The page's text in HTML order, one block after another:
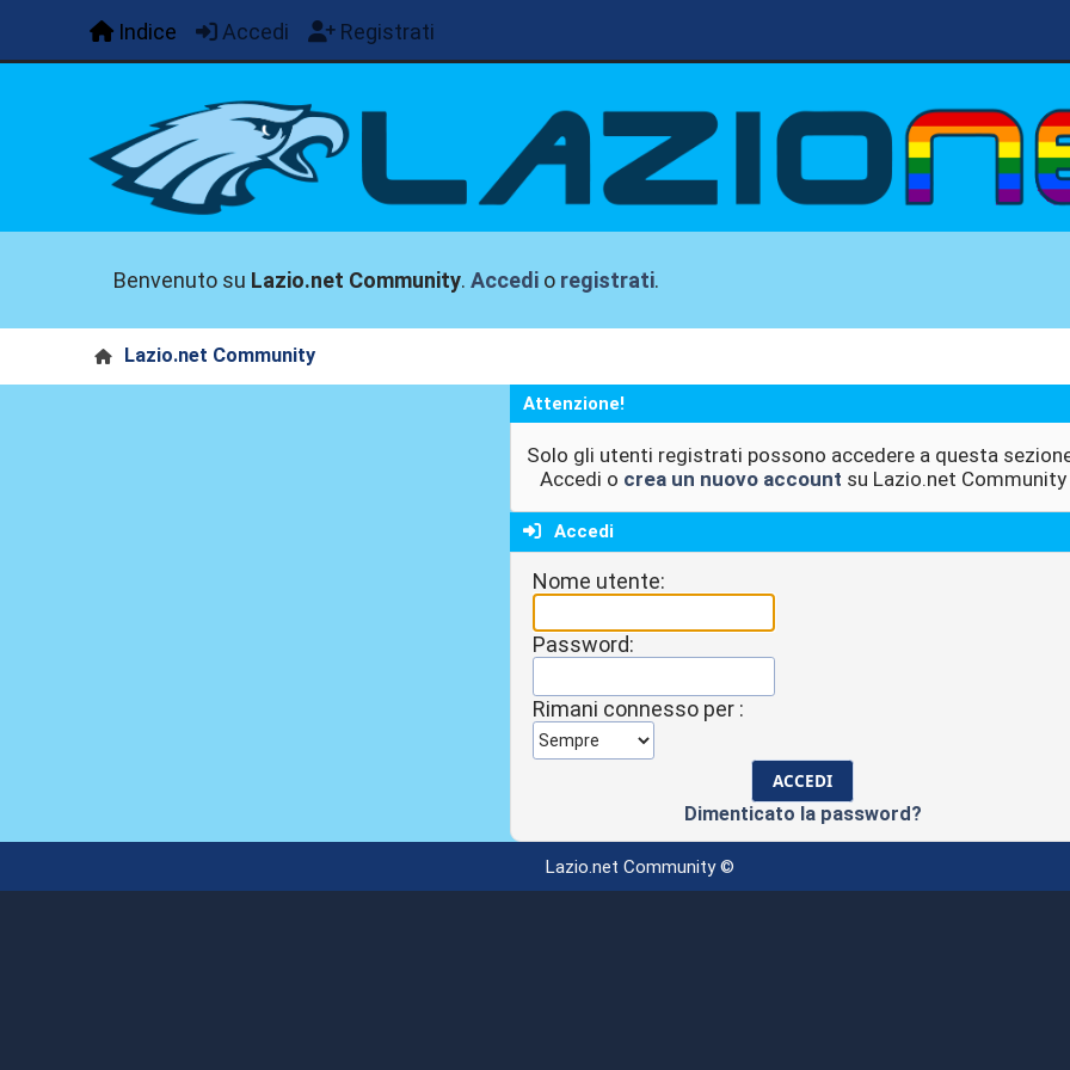
Indice Accedi Registrati
Benvenuto su Lazio.net Community.Accedi o registrati.
Lazio.net Community
Attenzione!
Solo gli utenti registrati possono accedere a questa
Accedi o crea un nuovo account su Lazio.net Community
Accedi
Nome utente:
Password:
Rimani connesso per :
Dimenticato la password?
Lazio.net Community ©